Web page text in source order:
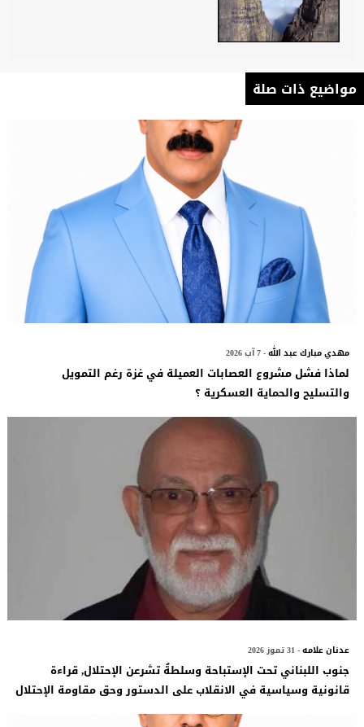
مواضيع ذات صلة
مهدي مبارك عبد الله- 7 آب 2026
لماذا فشل مشروع العصابات العميلة في غزة رغم التمويل
والتسليح والحماية العسكرية ؟
عدنان علامه- 31 تموز 2026
جنوب اللبناني تحت الإستباحة وسلطةٌ تشرعن الإحتلال, قراءة
قانونية وسياسية في الانقلاب على الدستور وحق مقاومة الإحتلال